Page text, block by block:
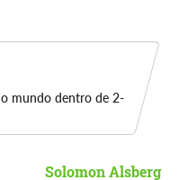
mundo dentro de 2-
Solomon Alsberg